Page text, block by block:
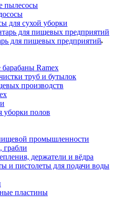
для сухой уборки
для пищевых предприятий
Ramex
труб и бутылок
производств
уборки полов
промышленности
грабли
держатели и вёдра
и пистолеты для подачи воды
пластины